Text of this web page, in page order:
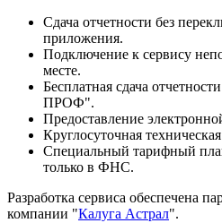
Сдача отчетности без
приложения.
Подключение к сервису
месте.
Бесплатная сдача
ПРОФ".
Предоставление
Круглосуточная
Специальный тарифный
только в ФНС.
Разработка сервиса обеспечена
компании "Калуга Астрал".